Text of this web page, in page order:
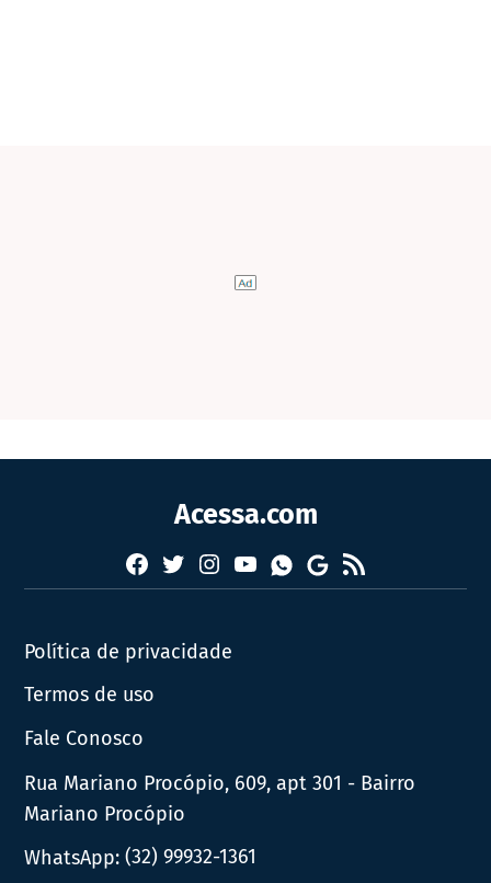
Acessa.com
Facebook
TwitterInstagram
YouTubeWhatsapp
Google
News
RSS
Política de privacidade
Termos de uso
Fale Conosco
Rua Mariano Procópio, 609, apt 301 - Bairro
Mariano Procópio
WhatsApp:(32) 99932-1361